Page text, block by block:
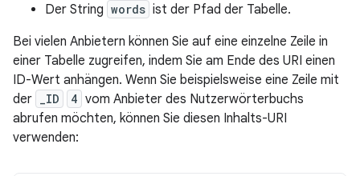
Der String words ist der Pfad der Tabelle.
Bei vielen Anbietern können Sie auf eine einzelne Zeile in
einer Tabelle zugreifen, indem Sie am Ende des URI einen
ID-Wert anhängen. Wenn Sie beispielsweise eine Zeile mit
der
_ID 4 vom Anbieter des Nutzerwörterbuchs
abrufen möchten, können Sie diesen Inhalts-URI
verwenden: